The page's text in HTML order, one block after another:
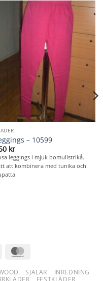
– 10599
kr
leggings i mjuk bomullstrikå.
att kombinera med tunika och
SJALAR
INREDNING
FESTKLÄDER